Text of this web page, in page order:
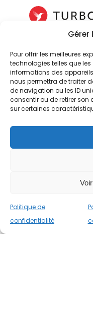
Gérer
Pour offrir les meilleures
technologies telles que
informations des
nous permettra de traiter
de navigation ou les ID
consentir ou de retirer
sur certaines
Politique de
confidentialité
Leader du
Découvrir
Contact
Mentions légales